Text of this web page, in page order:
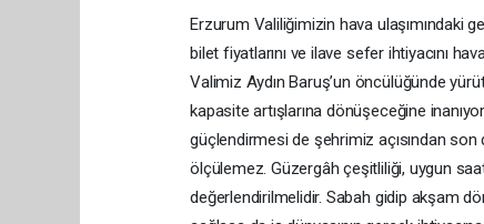
Erzurum Valiliğimizin hava ulaşımındaki
bilet fiyatlarını ve ilave sefer ihtiyacını
Valimiz Aydın Baruş’un öncülüğünde
kapasite artışlarına dönüşeceğine
güçlendirmesi de şehrimiz açısından son
ölçülemez. Güzergâh çeşitliliği, uygun
değerlendirilmelidir. Sabah gidip akşam